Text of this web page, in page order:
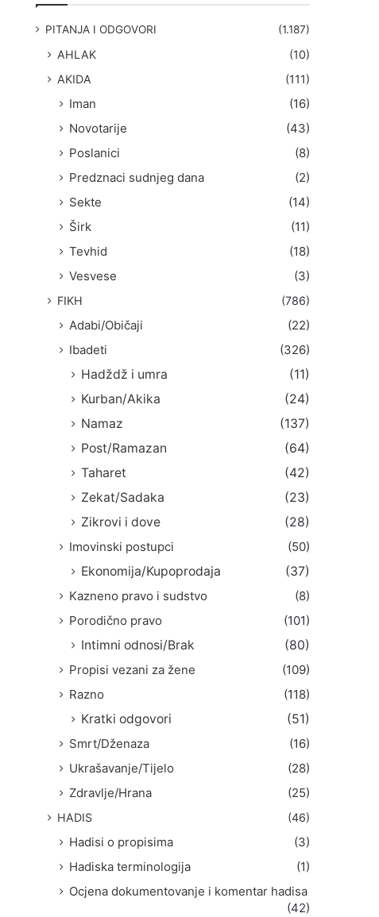
PITANJA I ODGOVORI (1.187)
AHLAK
(10)
AKIDA
(111)
Iman
(16)
Novotarije
(43)
Poslanici
(8)
Predznaci sudnjeg dana
(2)
Sekte
(14)
Širk
(11)
Tevhid
(18)
Vesvese
(3)
FIKH (786)
Adabi/Običaji
(22)
Ibadeti
(326)
Hadždž i umra
(11)
Kurban/Akika
(24)
Namaz
(137)
Post/Ramazan
(64)
Taharet
(42)
Zekat/Sadaka
(23)
Zikrovi i dove
(28)
Imovinski postupci
(50)
Ekonomija/Kupoprodaja
(37)
Kazneno pravo i sudstvo
(8)
Porodično pravo
(101)
Intimni odnosi/Brak
(80)
Propisi vezani za žene
(109)
Razno
(118)
Kratki odgovori
(51)
Smrt/Dženaza
(16)
Ukrašavanje/Tijelo
(28)
Zdravlje/Hrana
(25)
HADIS (46)
Hadisi o propisima
(3)
Hadiska terminologija
(1)
Ocjena dokumentovanje i komentar hadisa
(42)